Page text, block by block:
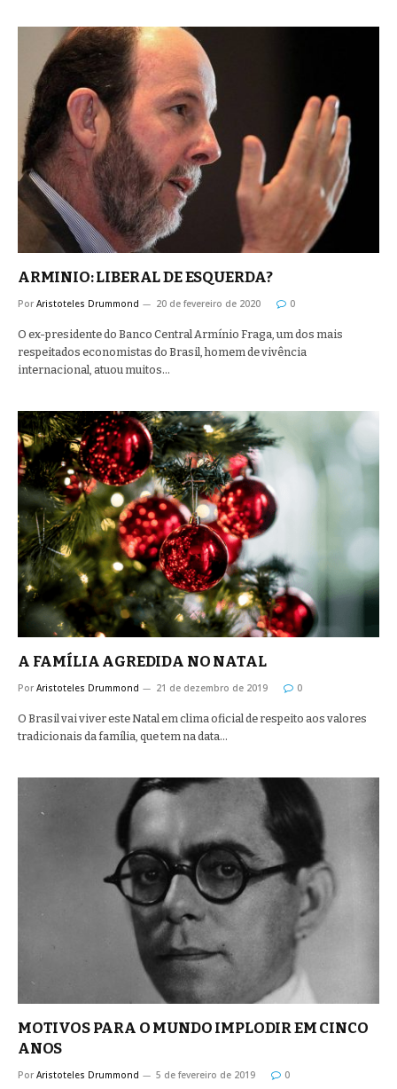
ARMINIO: LIBERAL DE ESQUERDA?
Por Aristoteles Drummond 20 de fevereiro de 2020 0
O ex-presidente do Banco Central Armínio Fraga, um dos mais
respeitados economistas do Brasil, homem de vivência
internacional, atuou muitos…
A FAMÍLIA AGREDIDA NO NATAL
Por Aristoteles Drummond 21 de dezembro de 2019 0
O Brasil vai viver este Natal em clima oficial de respeito aos valores
tradicionais da família, que tem na data…
MOTIVOS PARA O MUNDO IMPLODIR EM CINCO
ANOS
Por Aristoteles Drummond 5 de fevereiro de 2019 0